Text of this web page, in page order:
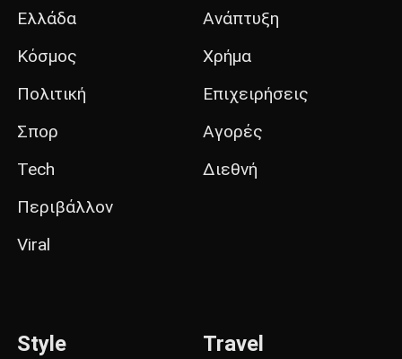
Ελλάδα
Κόσμος
Πολιτική
Σπορ
Tech
Περιβάλλον
Viral
Ανάπτυξη
Χρήμα
Επιχειρήσεις
Αγορές
Διεθνή
Style Travel